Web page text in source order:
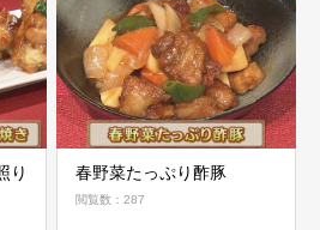
り
春野菜たっぷり酢豚
閲覧数：287